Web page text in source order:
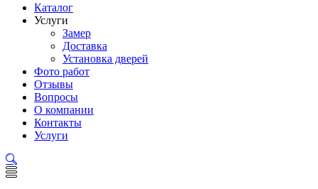
Каталог
Услуги
Замер
Доставка
Установка дверей
Фото работ
Отзывы
Вопросы
О компании
Контакты
Услуги